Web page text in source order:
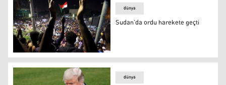
Sudan’da ordu harekete geçti
dünya
Sudan’da ordu harekete geçti
dünya